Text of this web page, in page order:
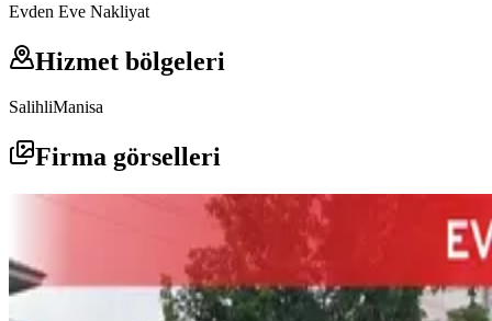
Evden Eve Nakliyat
Hizmet bölgeleri
SalihliManisa
Firma görselleri